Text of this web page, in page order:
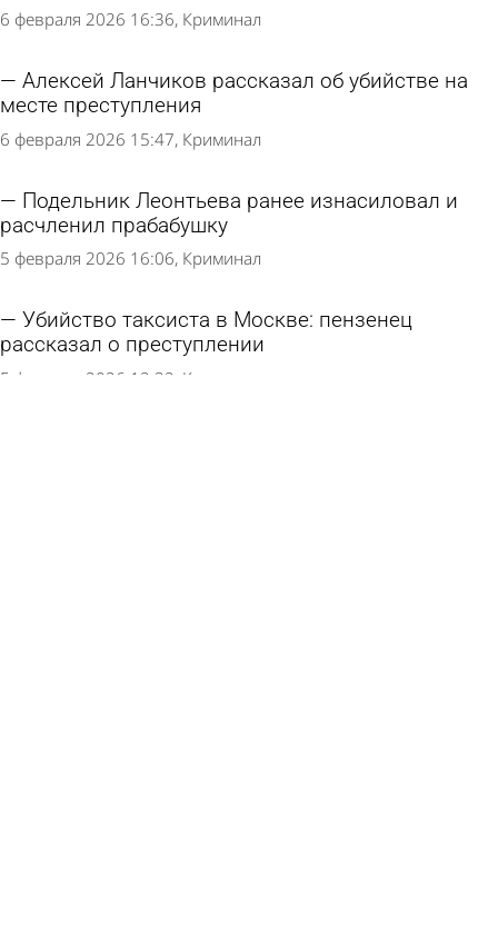
6 февраля 2026 16:36 Криминал
Алексей Ланчиков рассказал об убийстве на
месте преступления
6 февраля 2026 15:47 Криминал
Подельник Леонтьева ранее изнасиловал и
расчленил прабабушку
5 февраля 2026 16:06 Криминал
Убийство таксиста в Москве: пензенец
рассказал о преступлении
5 февраля 2026 12:32 Криминал